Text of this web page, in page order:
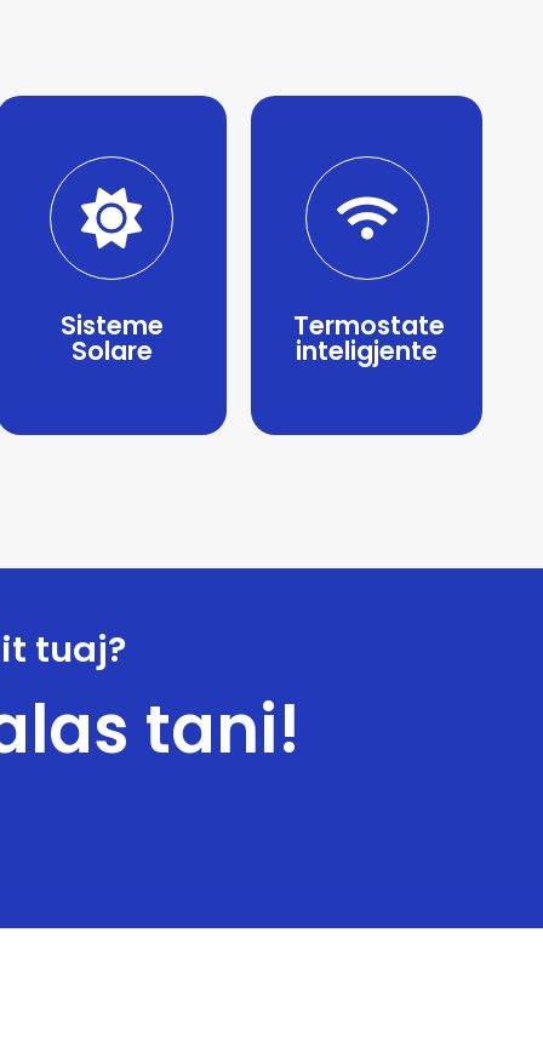
Sisteme
Solare
Termostate
inteligjente
tuaj?
tani!